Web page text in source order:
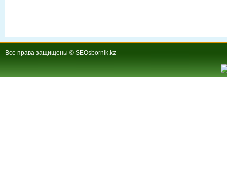
Все права защищены © SEOsbornik.kz